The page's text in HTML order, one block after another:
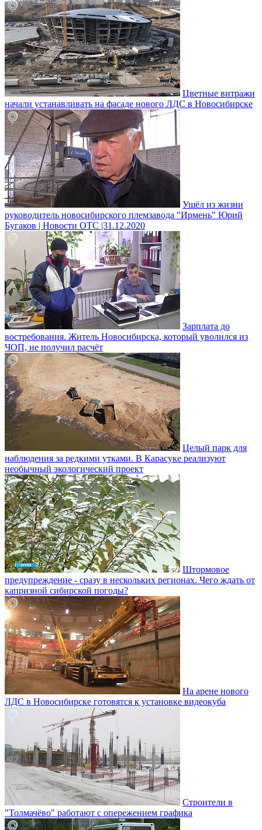
Цветные витражи
начали устанавливать на фасаде нового ЛДС в Новосибирске
Ушёл из жизни
руководитель новосибирского племзавода "Ирмень" Юрий
Бугаков | Новости ОТС |31.12.2020
Зарплата до
востребования. Житель Новосибирска, который уволился из
ЧОП, не получил расчёт
Целый парк для
наблюдения за редкими утками. В Карасуке реализуют
необычный экологический проект
Штормовое
предупреждение - сразу в нескольких регионах. Чего ждать от
капризной сибирской погоды?
На арене нового
ЛДС в Новосибирске готовятся к установке видеокуба
Строители в
"Толмачёво" работают с опережением графика